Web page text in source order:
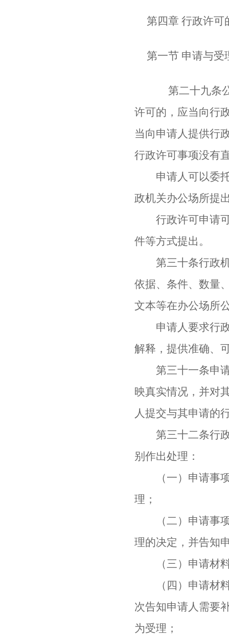
第四章 行政许可
第一节 申请与受
第二十九条公
许可的，应当向行
当向申请人提供行
行政许可事项没有
申请人可以委托
政机关办公场所提
行政许可申请可
件等方式提出。
第三十条行政机
依据、条件、数量
文本等在办公场所
申请人要求行政
解释，提供准确、
第三十一条申请
映真实情况，并对
人提交与其申请的
第三十二条行政
别作出处理：
（一）申请事项
理；
（二）申请事项
理的决定，并告知
（三）申请材料
（四）申请材料
次告知申请人需要
为受理；